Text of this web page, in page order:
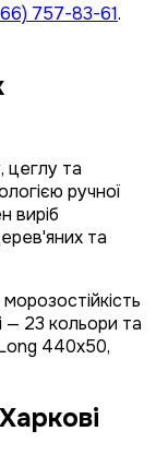
757-83-61.
цеглу та
ручної
виріб
та
— 23 кольори та
440x50,